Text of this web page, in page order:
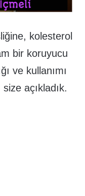
kolesterol
bir koruyucu
ve kullanımı
açıkladık.